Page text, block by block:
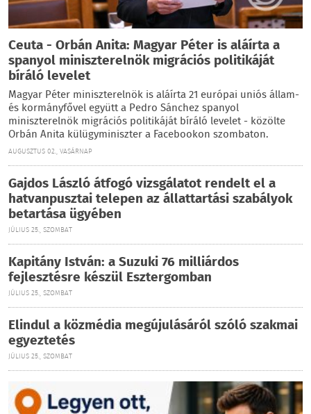
Ceuta - Orbán Anita: Magyar Péter is aláírta a
spanyol miniszterelnök migrációs politikáját
bíráló levelet
Magyar Péter miniszterelnök is aláírta 21 európai uniós állam-
és kormányfővel együtt a Pedro Sánchez spanyol
miniszterelnök migrációs politikáját bíráló levelet - közölte
Orbán Anita külügyminiszter a Facebookon szombaton.
AUGUSZTUS 02., VASÁRNAP
Gajdos László átfogó vizsgálatot rendelt el a
hatvanpusztai telepen az állattartási szabályok
betartása ügyében
JÚLIUS 25., SZOMBAT
Kapitány István: a Suzuki 76 milliárdos
fejlesztésre készül Esztergomban
JÚLIUS 25., SZOMBAT
Elindul a közmédia megújulásáról szóló szakmai
egyeztetés
JÚLIUS 25., SZOMBAT